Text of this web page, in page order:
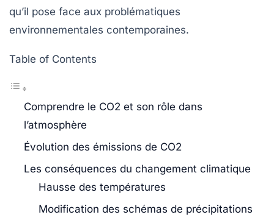
qu’il pose face aux problématiques
environnementales contemporaines.
Table of Contents
Comprendre le CO2 et son rôle dans
l’atmosphère
Évolution des émissions de CO2
Les conséquences du changement climatique
Hausse des températures
Modification des schémas de précipitations